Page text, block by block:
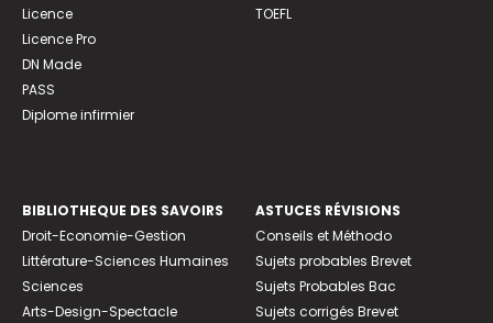
Licence
Licence Pro
DN Made
PASS
Diplome infirmier
TOEFL
BIBLIOTHEQUE DES SAVOIRS
Droit-Economie-Gestion
Littérature-Sciences Humaines
Sciences
Arts-Design-Spectacle
ASTUCES RÉVISIONS
Conseils et Méthodo
Sujets probables Brevet
Sujets Probables Bac
Sujets corrigés Brevet